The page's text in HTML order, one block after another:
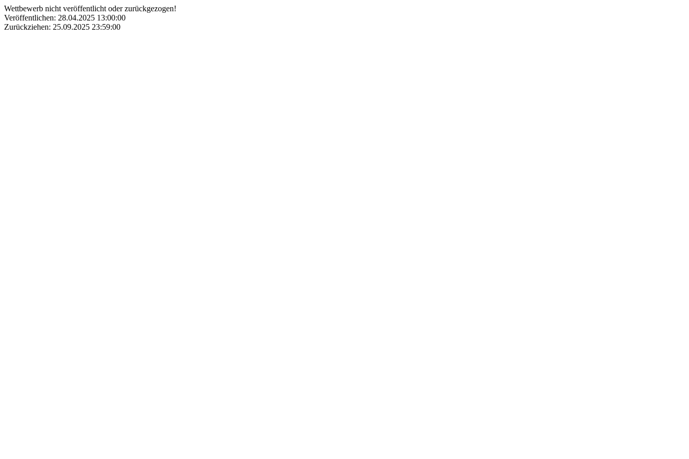
Wettbewerb nicht veröffentlicht oder zurückgezogen!
Veröffentlichen: 28.04.2025 13:00:00
Zurückziehen: 25.09.2025 23:59:00